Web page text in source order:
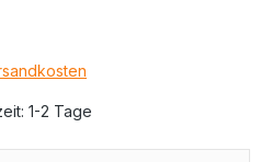
1-2 Tage